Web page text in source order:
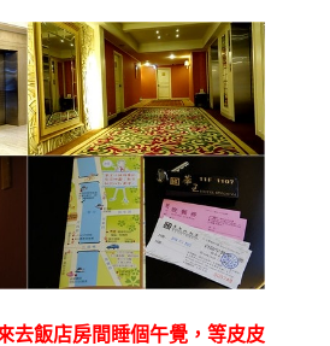
去飯店房間睡個午覺，等皮皮